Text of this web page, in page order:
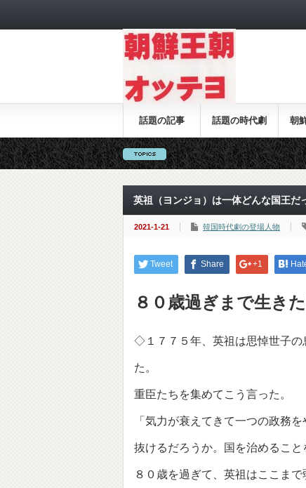
話題の記事 話題の時代劇 朝
英祖（ヨンジョ）は一体どんな国王だ
2021-1-21 韓国時代劇の登場人物
Tweet Share +1
８０歳過ぎまで生き
◇１７７５年、英祖は思悼世子の
た。
重臣たちを集めてこう言った。
「気力が衰えてきて一つの政務
抜けるだろうか。国を治めるこ
８０歳を過ぎて、英祖はここまで